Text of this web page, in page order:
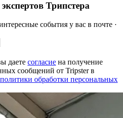
Трипстера
события у вас в почте ·
даете согласие на получение
сообщений от Tripster в
обработки персональных